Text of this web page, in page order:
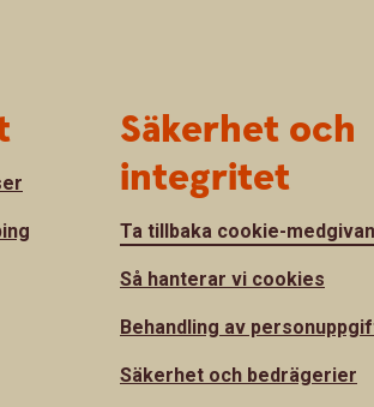
Säkerhet och
integritet
Ta tillbaka cookie-
Så hanterar vi cookies
Behandling av
Säkerhet och bedrägerier